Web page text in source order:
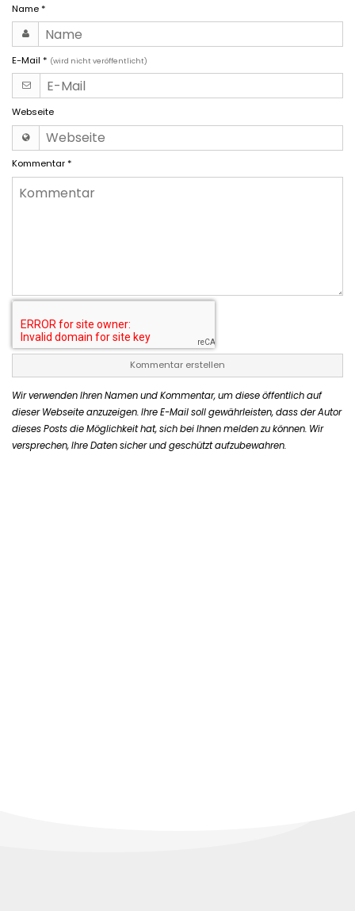
Name*
E-Mail * (wird nicht veröffentlicht)
Webseite
Kommentar*
Kommentar erstellen
Wir verwenden Ihren Namen und Kommentar, um diese öffentlich auf
dieser Webseite anzuzeigen. Ihre E-Mail soll gewährleisten, dass der Autor
dieses Posts die Möglichkeit hat, sich bei Ihnen melden zu können. Wir
versprechen, Ihre Daten sicher und geschützt aufzubewahren.